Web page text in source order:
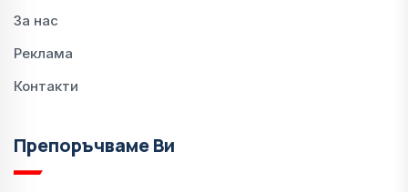
За нас
Реклама
Контакти
Препоръчваме Ви